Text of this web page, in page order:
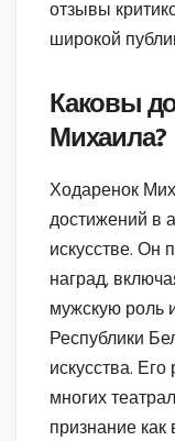
отзывы
широкой
Каковы
Михаила?
Ходаренок
достижений в
искусстве. Он
наград,
мужскую роль
Республики
искусства.
многих
признание как